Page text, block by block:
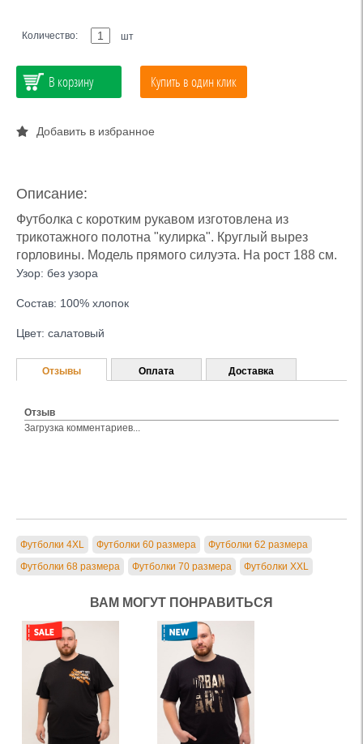
Количество: шт
В корзину Купить в один клик
Добавить в избранное
Описание:
Футболка с коротким рукавом изготовлена из
трикотажного полотна "кулирка". Круглый вырез
горловины. Модель прямого силуэта. На рост 188 см.
Узор: без узора
Состав: 100% хлопок
Цвет: салатовый
Отзывы
Отзыв
Загрузка комментариев...
Оплата Доставка
Футболки 4XL Футболки 60 размера
Футболки 62 размера
Футболки 68 размера
Футболки 70 размера Футболки XXL
ВАМ МОГУТ ПОНРАВИТЬСЯ